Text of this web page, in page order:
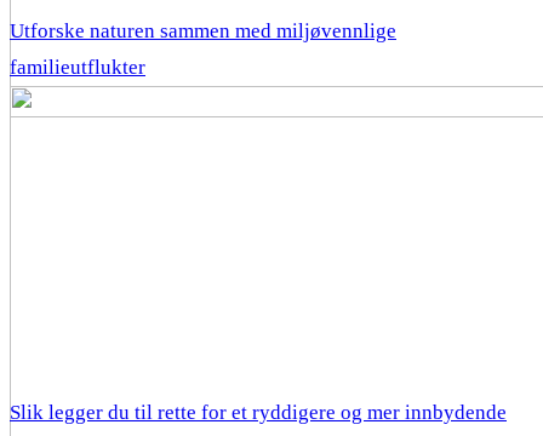
Utforske naturen sammen med miljøvennlige
familieutflukter
Slik legger du til rette for et ryddigere og mer innbydende